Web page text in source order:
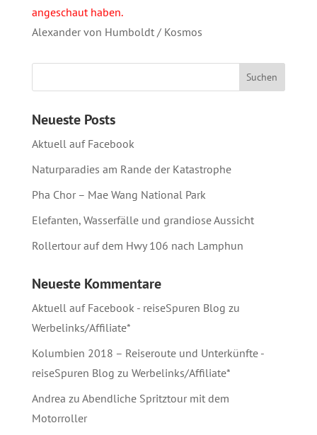
angeschaut haben.
Alexander von Humboldt / Kosmos
Neueste Posts
Aktuell auf Facebook
Naturparadies am Rande der Katastrophe
Pha Chor – Mae Wang National Park
Elefanten, Wasserfälle und grandiose Aussicht
Rollertour auf dem Hwy 106 nach Lamphun
Neueste Kommentare
Aktuell auf Facebook - reiseSpuren Blog zu
Werbelinks/Affiliate*
Kolumbien 2018 – Reiseroute und Unterkünfte -
reiseSpuren Blog zu Werbelinks/Affiliate*
Andrea zu Abendliche Spritztour mit dem
Motorroller